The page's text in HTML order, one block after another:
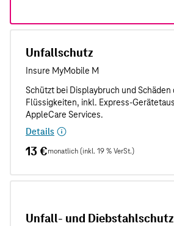
Unfallschutz
Details
13 €monatlich (inkl. 19 % VerSt.)
Unfall- und Diebstahlschutz